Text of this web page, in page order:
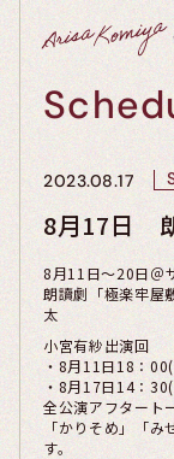
2023.08.17
8月17日
8月11日～20日＠
朗讀劇「極楽牢屋
太
小宮有紗出演回
・8月11日18：
・8月17日14：
全公演アフタート
「かりそめ」「
す。